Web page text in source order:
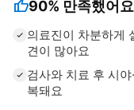
thumb_up90% 만족했어요
의료진이 차분하게
견이 많아요
검사와 치료 후 시
복돼요